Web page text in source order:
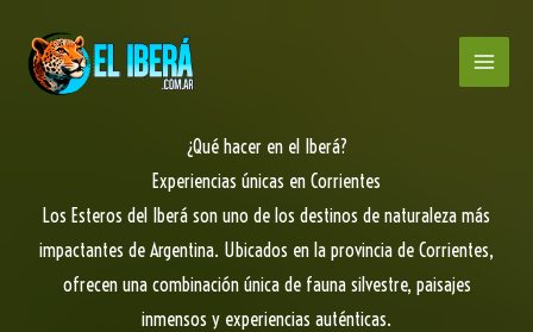
contenido
¿Qué hacer en el Iberá?
Experiencias únicas en Corrientes
Los Esteros del Iberá son uno de los destinos de naturaleza más
impactantes de Argentina. Ubicados en la provincia de Corrientes,
ofrecen una combinación única de fauna silvestre, paisajes
inmensos y experiencias auténticas.